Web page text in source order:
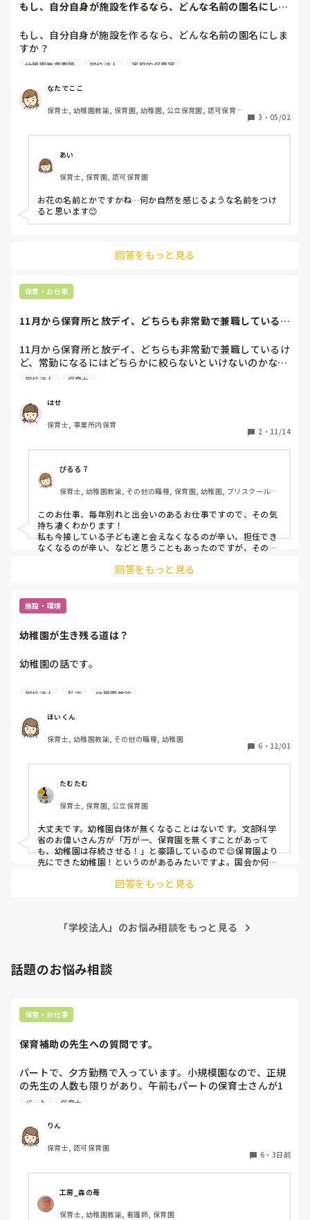
もし、自分自身が施設を作るなら、どんな名前の園名にしま
もし、自分自身が施設を作るなら、どんな名前の園名にしま
すか？
理由や意味もあるなら、それも知りたいです！
幼稚園教育要領 学校法人 家庭的保育室
なたでここ
保育士, 幼稚園教諭, 保育園, 幼稚園, 公立保育園, 認可保育園,
3 ・ 05/02
あい
保育士, 保育園, 認可保育園
お花の名前とかですかね…何か自然を感じるような名前をつけ
ると思います😊
回答をもっと見る
保育・お仕事
11月から保育所と放デイ、どちらも非常勤で兼職しているけ
11月から保育所と放デイ、どちらも非常勤で兼職しているけ
ど、常勤になるにはどちらかに絞らないといけないのかな…
どちらも同じ学校法人運営だけど、保育所の子ども達に会え
し😔
学校法人 保育士
はせ
保育士, 事業所内保育
2 ・ 11/14
ぴるる 7
保育士, 幼稚園教諭, その他の職種, 保育園, 幼稚園, プリスクール・
このお仕事、毎年別れと出会いのあるお仕事ですので、その気
持ち凄くわかります！
私も今接している子ども達と会えなくなるのが辛い、担任でき
なくなるのが辛い、などと思うこともあったのですが、その分
きている自分がいるんですよね😃
きっとどちらを選んでも充実できると思いますよ！
回答をもっと見る
施設・環境
幼稚園が生き残る道は？
幼稚園の話です。
少子化の影響なのか、園児数が激減してきています。園児を
っても、それすら参加者がほとんど来ません。
たぶん、少子化の影響だけでなく、幼稚園に入園できる満３
援にも人が来ず、入園者もいないのでは？と思うのです
が・・・。
保育のニーズはあるはずなのに、幼稚園は今後廃れていくの
でしょうか。このような幼稚園に生き残る道はあるでしょう
か。
学校法人 私立 幼稚園教諭
ほいくん
保育士, 幼稚園教諭, その他の職種, 幼稚園
6 ・ 12/01
たむたむ
保育士, 保育園, 公立保育園
大丈夫です。幼稚園自体が無くなることはないです。文部科学
省のお偉いさん方が「万が一、保育園を無くすことがあって
も、幼稚園は存続させる！」と豪語しているので😌保育園より
先にできた幼稚園！というのがあるみたいですよ。国会か何か
回答をもっと見る
「学校法人」のお悩み相談をもっと見る
話題のお悩み相談
保育・お仕事
保育補助の先生への質問です。
パートで、夕方勤務で入っています。小規模園なので、正規
の先生の人数も限りがあり、午前もパートの保育士さんが1
人いたのですが、辞められて配置的にはギリギリで回されて
私自身、他にダブルワークもせず、午前、自分の家の用事だ
けで特に忙しくもないので、もともと、100名を超える保育
園でフリーをしていたこともあり、午前保育も業務的には大
せん。
上のような状況だと、皆さんなら、午前保育、手伝います
パート 保育士
りん
保育士, 認可保育園
6 ・ 3日前
工房_森の苺
保育士, 幼稚園教諭, 看護師, 保育園